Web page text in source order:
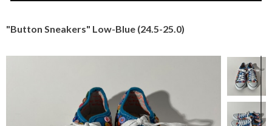
"Button Sneakers" Low-Blue (24.5-25.0)